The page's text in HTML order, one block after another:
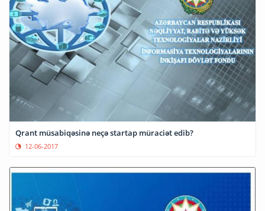
Qrant müsabiqəsinə neçə startap müraciət edib?
12-06-2017